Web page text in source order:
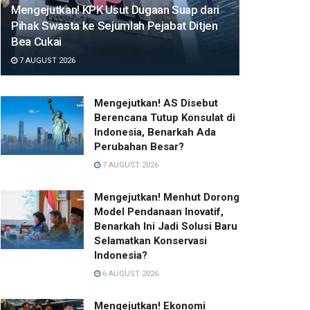
Mengejutkan! KPK Usut Dugaan Suap dari
Pihak Swasta ke Sejumlah Pejabat Ditjen
Bea Cukai
7 AUGUST 2026
Mengejutkan! AS Disebut
Berencana Tutup Konsulat di
Indonesia, Benarkah Ada
Perubahan Besar?
7 AUGUST 2026
Mengejutkan! Menhut Dorong
Model Pendanaan Inovatif,
Benarkah Ini Jadi Solusi Baru
Selamatkan Konservasi
Indonesia?
6 AUGUST 2026
Mengejutkan! Ekonomi